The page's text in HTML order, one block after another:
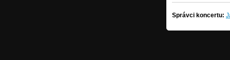
Správci koncertu: